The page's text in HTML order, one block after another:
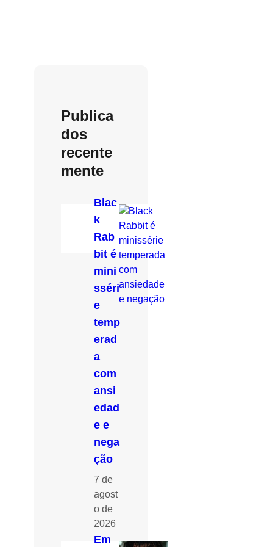
Publica
dos
recente
mente
Blac
k
Rab
bit é
mini
sséri
e
temp
erad
a
com
ansi
edad
e e
nega
ção
7 de
agost
o de
2026
Em